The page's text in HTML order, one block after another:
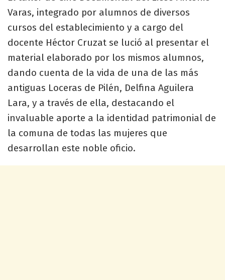
Varas, integrado por alumnos de diversos
cursos del establecimiento y a cargo del
docente Héctor Cruzat se lució al presentar el
material elaborado por los mismos alumnos,
dando cuenta de la vida de una de las más
antiguas Loceras de Pilén, Delfina Aguilera
Lara, y a través de ella, destacando el
invaluable aporte a la identidad patrimonial de
la comuna de todas las mujeres que
desarrollan este noble oficio.